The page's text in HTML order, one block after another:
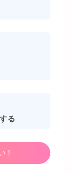
る
！